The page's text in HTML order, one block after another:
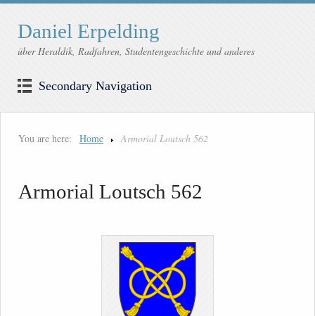
Daniel Erpelding
über Heraldik, Radfahren, Studentengeschichte und anderes
Secondary Navigation
You are here: Home Armorial Loutsch 562
Armorial Loutsch 562